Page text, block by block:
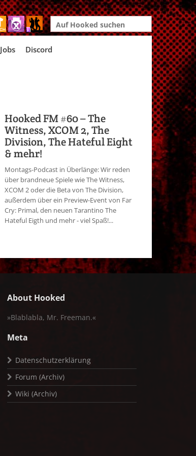
Search
for:
Jobs Discord
Hooked FM #60 – The
Witness, XCOM 2, The
Division, The Hateful Eight
& mehr!
Montags-Podcast in Überlänge: Wir reden
über brandneue Spiele wie The Witness,
XCOM 2 oder die Beta von The Division,
außerdem über ein Preview-Event von Far
Cry: Primal, den neuen Tarantino The
Hateful Eigth und mehr - viel Spaß!...
About Hooked
»Blablabla, Mr. Freeman.«
Meta
Datenschutzerklärung
Forum (Archiv)
Wiki (Archiv)